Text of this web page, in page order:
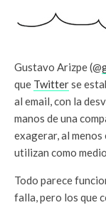
Gustavo Arizpe (@
que Twitterse
al email, con la
manos de una
exagerar, al
utilizan como
Todo parece
falla, pero los que